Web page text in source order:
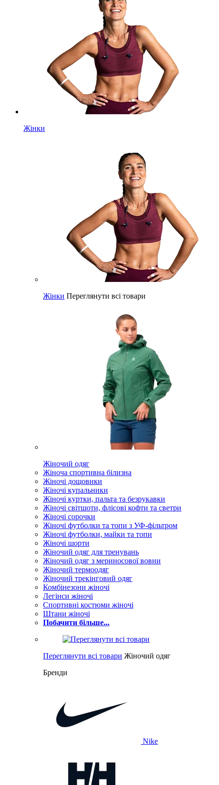
Жінки
Жінки Переглянути всі товари
Жіночий одяг
Жіноча спортивна білизна
Жіночі дощовики
Жіночі купальники
Жіночі куртки, пальта та безрукавки
Жіночі світшоти, флісові кофти та светри
Жіночі сорочки
Жіночі футболки та топи з УФ-фільтром
Жіночі футболки, майки та топи
Жіночі шорти
Жіночий одяг для тренувань
Жіночий одяг з мериносової вовни
Жіночий термоодяг
Жіночий трекінговий одяг
Комбінезони жіночі
Легінси жіночі
Спортивні костюми жіночі
Штани жіночі
Побачити більше...
Переглянути всі товари Жіночий одяг
Бренди
Nike